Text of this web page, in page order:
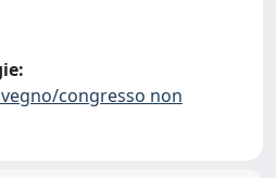
congresso non